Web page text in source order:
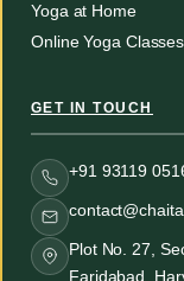
Yoga at Home
Online Yoga Classes
GET IN TOUCH
+91 93119
Plot No. 27,
Faridabad,